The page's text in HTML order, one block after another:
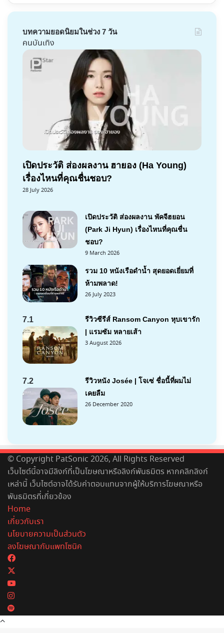
บทความยอดนิยมในช่วง 7 วัน
คนบันเทิง
เปิดประวัติ ส่องผลงาน ฮายอง (Ha Young)
เรื่องไหนที่คุณชื่นชอบ?
28 July 2026
เปิดประวัติ ส่องผลงาน พัคจีฮยอน
(Park Ji Hyun) เรื่องไหนที่คุณชื่น
ชอบ?
9 March 2026
รวม 10 หนังเรือดำน้ำ สุดยอดเยี่ยมที่
ห้ามพลาด!
26 July 2023
7.1
รีวิวซีรีส์ Ransom Canyon หุบเขารัก
| แรมซัม หลายเส้า
3 August 2026
7.2
รีวิวหนัง Josée | โจเซ่ ชื่อนี้ที่ผมไม่
เคยลืม
26 December 2020
© Copyright PatSonic 2026, All Rights Reserved
เว็บไซต์นี้อาจมีลิงก์ที่เป็นโฆษณาหรือลิงก์พันธมิตร หากคลิกลิงก์
เหล่านี้ เว็บไซต์อาจได้รับค่าตอบแทนจากผู้ให้บริการโฆษณาหรือ
พันธมิตรที่เกี่ยวข้อง
Home
เกี่ยวกับเรา
นโยบายความเป็นส่วนตัว
ลงโฆษณากับแพทโซนิค